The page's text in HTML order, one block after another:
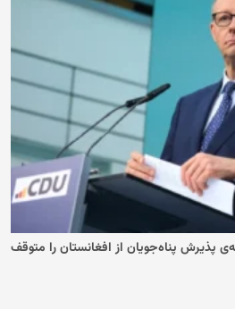
پذیرش پناه‌جویان از افغانستان را متوقف